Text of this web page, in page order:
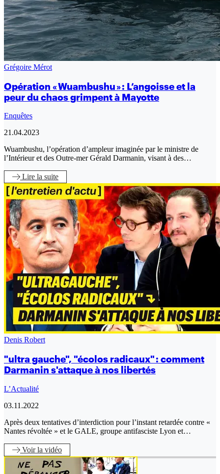
Grégoire Mérot
Opération « Wuambushu » : L’angoisse et la
peur du chaos grimpent à Mayotte
Enquêtes
21.04.2023
Wuambushu, l’opération d’ampleur imaginée par le ministre de
l’Intérieur et des Outre-mer Gérald Darmanin, visant à des…
Lire la suite
Denis Robert
"ultra gauche", "écolos radicaux" : comment
Darmanin s'attaque à nos libertés
L’Actualité
03.11.2022
Après deux tentatives d’interdiction pour l’instant retardée contre «
Nantes révoltée » et le GALE, groupe antifasciste Lyon et…
Voirla vidéo